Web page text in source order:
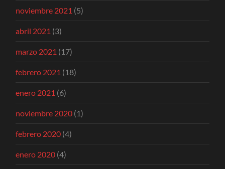
noviembre 2021 (5)
abril 2021 (3)
marzo 2021 (17)
febrero 2021 (18)
enero 2021 (6)
noviembre 2020 (1)
febrero 2020 (4)
enero 2020 (4)